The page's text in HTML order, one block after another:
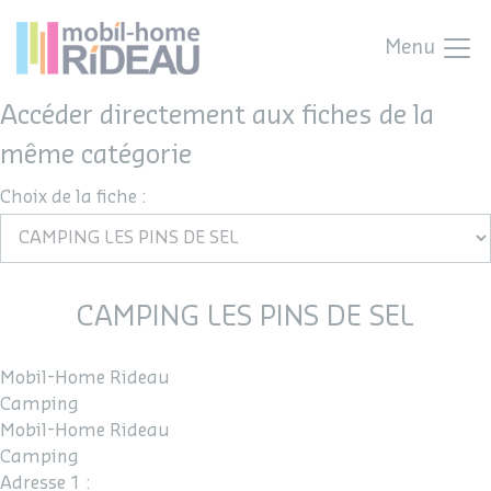
Menu
Accéder directement aux fiches de la
même catégorie
Choix de la fiche :
CAMPING LES PINS DE SEL
Mobil-Home Rideau
Camping
Mobil-Home Rideau
Camping
Adresse 1 :